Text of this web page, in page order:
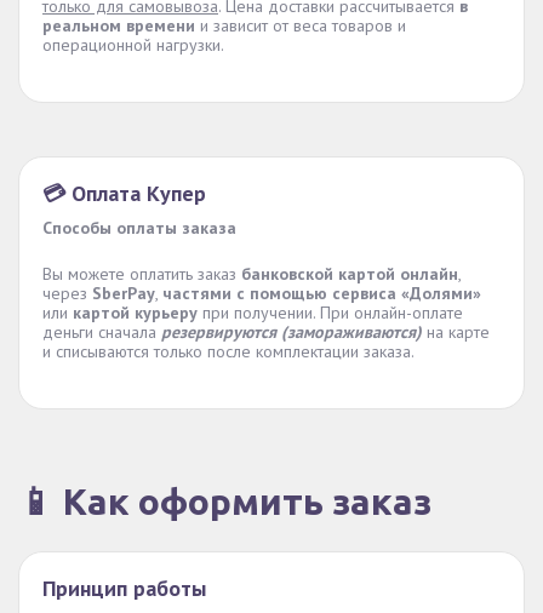
только для самовывоза. Цена доставки рассчитывается в
реальном времени и зависит от веса товаров и
операционной нагрузки.
💳 Оплата Купер
Способы оплаты заказа
Вы можете оплатить заказ банковской картой онлайн,
через SberPay, частями с помощью сервиса «Долями»
или картой курьеру при получении. При онлайн-оплате
деньги сначала резервируются (замораживаются) на карте
и списываются только после комплектации заказа.
📱 Как оформить заказ
Принцип работы